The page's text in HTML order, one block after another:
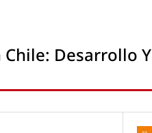
Chile: Desarrollo Y